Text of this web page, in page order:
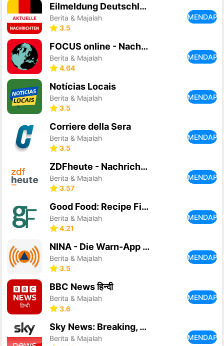
Eilmeldung Deutschland
Berita & Majalah
3.5
FOCUS online - Nachrichten
Berita & Majalah
4.64
Notícias Locais
Berita & Majalah
3.5
Corriere della Sera
Berita & Majalah
3.5
ZDFheute - Nachrichten
Berita & Majalah
3.57
Good Food: Recipe Finder
Berita & Majalah
4.21
NINA - Die Warn-App des BBK
Berita & Majalah
3.5
BBC News हिन्दी
Berita & Majalah
3.6
Sky News: Breaking, UK & World
Berita & Majalah